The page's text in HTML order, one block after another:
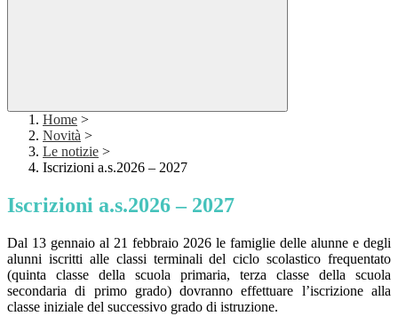
Home >
Novità >
Le notizie >
Iscrizioni a.s.2026 – 2027
Iscrizioni a.s.2026 – 2027
Dal 13 gennaio al 21 febbraio 2026 le famiglie delle alunne e degli
alunni iscritti alle classi terminali del ciclo scolastico frequentato
(quinta classe della scuola primaria, terza classe della scuola
secondaria di primo grado) dovranno effettuare l’iscrizione alla
classe iniziale del successivo grado di istruzione.